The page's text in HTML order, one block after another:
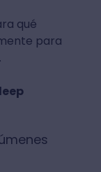
qué
para